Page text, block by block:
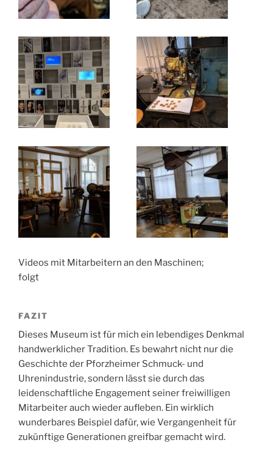
Videos mit Mitarbeitern an den Maschinen;
folgt
FAZIT
Dieses Museum ist für mich ein lebendiges Denkmal
handwerklicher Tradition. Es bewahrt nicht nur die
Geschichte der Pforzheimer Schmuck- und
Uhrenindustrie, sondern lässt sie durch das
leidenschaftliche Engagement seiner freiwilligen
Mitarbeiter auch wieder aufleben. Ein wirklich
wunderbares Beispiel dafür, wie Vergangenheit für
zukünftige Generationen greifbar gemacht wird.